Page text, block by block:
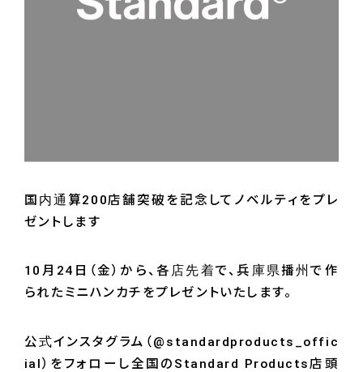
国内通算200店舗突破を記念してノベルティをプレ
ゼントします
10月24日（金）から、各店先着で、兵庫県播州で作
られたミニハンカチをプレゼントいたします。
公式インスタグラム（@standardproducts_offic
ial）をフォローし全国のStandard Products店頭